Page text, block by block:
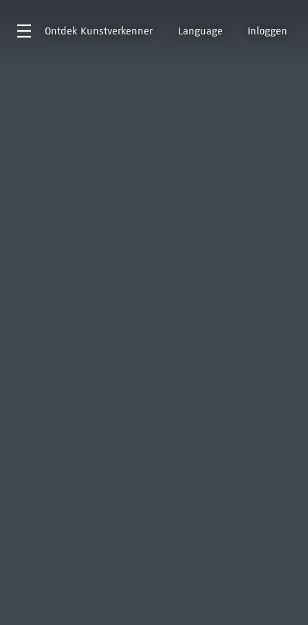
Ontdek Kunstverkenner Language Inloggen